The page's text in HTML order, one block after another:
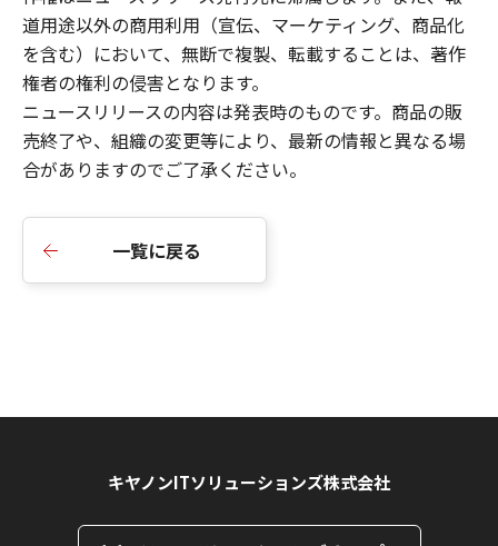
道用途以外の商用利用（宣伝、マーケティング、商品化
を含む）において、無断で複製、転載することは、著作
権者の権利の侵害となります。
ニュースリリースの内容は発表時のものです。商品の販
売終了や、組織の変更等により、最新の情報と異なる場
合がありますのでご了承ください。
一覧に戻る
キヤノンITソリューションズ株式会社